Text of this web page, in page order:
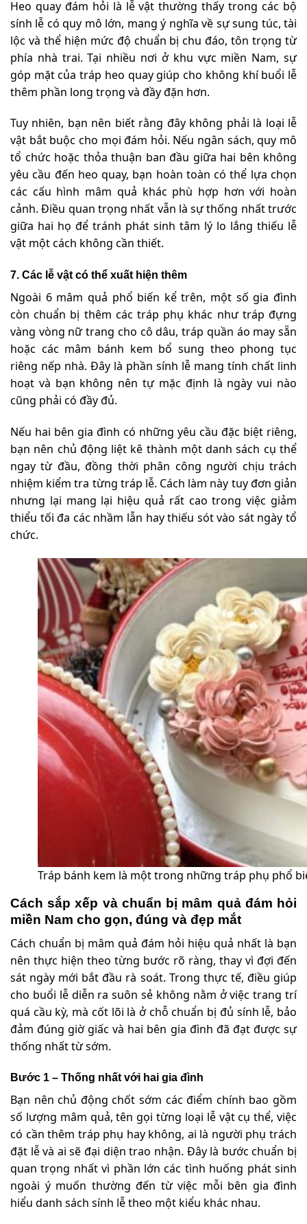
Heo quay đám hỏi là lễ vật thường thấy trong các bộ
sính lễ có quy mô lớn, mang ý nghĩa về sự sung túc, tài
lộc và thể hiện mức độ chuẩn bị chu đáo, tôn trọng từ
phía nhà trai. Tại nhiều nơi ở khu vực miền Nam, sự
góp mặt của tráp heo quay giúp cho không khí buổi lễ
thêm phần long trọng và đầy đặn hơn.
Tuy nhiên, bạn nên biết rằng đây không phải là loại lễ
vật bắt buộc cho mọi đám hỏi. Nếu ngân sách, quy mô
tổ chức hoặc thỏa thuận ban đầu giữa hai bên không
yêu cầu đến heo quay, bạn hoàn toàn có thể lựa chọn
các cấu hình mâm quả khác phù hợp hơn với hoàn
cảnh. Điều quan trọng nhất vẫn là sự thống nhất trước
giữa hai họ để tránh phát sinh tâm lý lo lắng thiếu lễ
vật một cách không cần thiết.
7. Các lễ vật có thể xuất hiện thêm
Ngoài 6 mâm quả phổ biến kể trên, một số gia đình
còn chuẩn bị thêm các tráp phụ khác như tráp đựng
vàng vòng nữ trang cho cô dâu, tráp quần áo may sẵn
hoặc các mâm bánh kem bổ sung theo phong tục
riêng nếp nhà. Đây là phần sính lễ mang tính chất linh
hoạt và bạn không nên tự mặc định là ngày vui nào
cũng phải có đầy đủ.
Nếu hai bên gia đình có những yêu cầu đặc biệt riêng,
bạn nên chủ động liệt kê thành một danh sách cụ thể
ngay từ đầu, đồng thời phân công người chịu trách
nhiệm kiểm tra từng tráp lễ. Cách làm này tuy đơn giản
nhưng lại mang lại hiệu quả rất cao trong việc giảm
thiểu tối đa các nhầm lẫn hay thiếu sót vào sát ngày tổ
chức.
Tráp bánh kem là một trong những tráp phụ phổ
Cách sắp xếp và chuẩn bị mâm quả đám hỏi
miền Nam cho gọn, đúng và đẹp mắt
Cách chuẩn bị mâm quả đám hỏi hiệu quả nhất là bạn
nên thực hiện theo từng bước rõ ràng, thay vì đợi đến
sát ngày mới bắt đầu rà soát. Trong thực tế, điều giúp
cho buổi lễ diễn ra suôn sẻ không nằm ở việc trang trí
quá cầu kỳ, mà cốt lõi là ở chỗ chuẩn bị đủ sính lễ, bảo
đảm đúng giờ giấc và hai bên gia đình đã đạt được sự
thống nhất từ sớm.
Bước 1 – Thống nhất với hai gia đình
Bạn nên chủ động chốt sớm các điểm chính bao gồm
số lượng mâm quả, tên gọi từng loại lễ vật cụ thể, việc
có cần thêm tráp phụ hay không, ai là người phụ trách
đặt lễ và ai sẽ đại diện trao nhận. Đây là bước chuẩn bị
quan trọng nhất vì phần lớn các tình huống phát sinh
ngoài ý muốn thường đến từ việc mỗi bên gia đình
hiểu danh sách sính lễ theo một kiểu khác nhau.